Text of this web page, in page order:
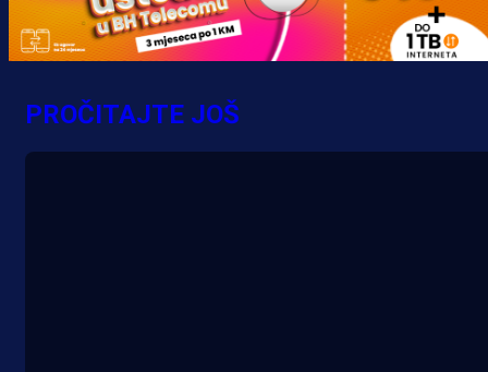
Promo vijesti
MrBit: Isprati kvalifikacije za
evropska takmičenja i preuzmi
bonus dobrodošlice!
PROČITAJTE JOŠ